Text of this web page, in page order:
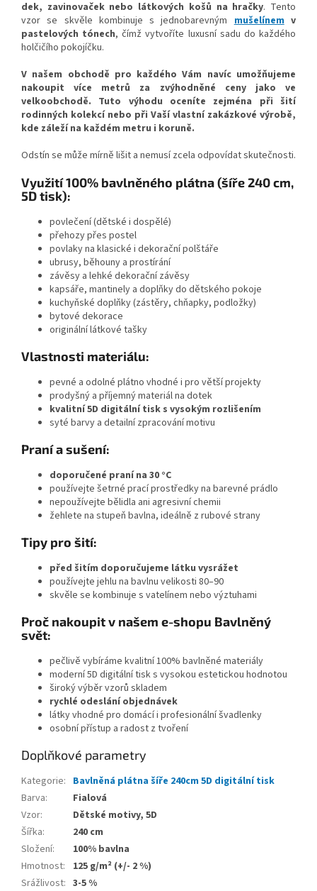
dek, zavinovaček nebo látkových košů na hračky. Tento
vzor se skvěle kombinuje s jednobarevným mušelínem v
pastelových tónech, čímž vytvoříte luxusní sadu do každého
holčičího pokojíčku.
V našem obchodě pro každého Vám navíc umožňujeme
nakoupit více metrů za zvýhodněné ceny jako ve
velkoobchodě. Tuto výhodu oceníte zejména při šití
rodinných kolekcí nebo při Vaší vlastní zakázkové výrobě,
kde záleží na každém metru i koruně.
Odstín se může mírně lišit a nemusí zcela odpovídat skutečnosti.
Využití 100% bavlněného plátna (šíře 240 cm,
5D tisk):
povlečení (dětské i dospělé)
přehozy přes postel
povlaky na klasické i dekorační polštáře
ubrusy, běhouny a prostírání
závěsy a lehké dekorační závěsy
kapsáře, mantinely a doplňky do dětského pokoje
kuchyňské doplňky (zástěry, chňapky, podložky)
bytové dekorace
originální látkové tašky
Vlastnosti materiálu:
pevné a odolné plátno vhodné i pro větší projekty
prodyšný a příjemný materiál na dotek
kvalitní 5D digitální tisk s vysokým rozlišením
syté barvy a detailní zpracování motivu
Praní a sušení:
doporučené praní na 30 °C
používejte šetrné prací prostředky na barevné prádlo
nepoužívejte bělidla ani agresivní chemii
žehlete na stupeň bavlna, ideálně z rubové strany
Tipy pro šití:
před šitím doporučujeme látku vysrážet
používejte jehlu na bavlnu velikosti 80–90
skvěle se kombinuje s vatelínem nebo výztuhami
Proč nakoupit v našem e-shopu Bavlněný
svět:
pečlivě vybíráme kvalitní 100% bavlněné materiály
moderní 5D digitální tisk s vysokou estetickou hodnotou
široký výběr vzorů skladem
rychlé odeslání objednávek
látky vhodné pro domácí i profesionální švadlenky
osobní přístup a radost z tvoření
Doplňkové parametry
Kategorie: Bavlněná plátna šíře 240cm 5D digitální tisk
Barva:
Fialová
Vzor:
Dětské motivy, 5D
Šířka:
240 cm
Složení:
100% bavlna
Hmotnost:
125 g/m² (+/- 2 %)
Srážlivost: 3-5 %